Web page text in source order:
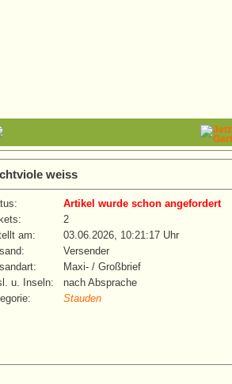
weiss
Artikel wurde schon angefordert
2
am:
03.06.2026, 10:21:17 Uhr
Versender
Maxi- / Großbrief
u. Inseln:
nach Absprache
Stauden